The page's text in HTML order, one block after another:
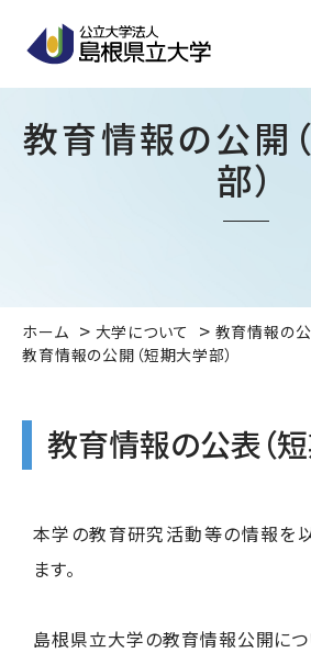
教育情報の公開
部）
ホーム 大学について
教育情報の
教育情報の公開（短期大学部）
教育情報の公表（短
本学の教育研究活動等の情報を
ます。
島根県立大学の教育情報公開につ